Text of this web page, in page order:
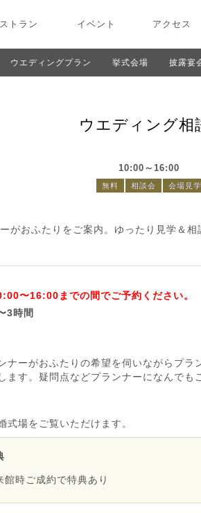
トラン イベント アクセス
ウエディングプラン 挙式会場 披露宴
ウエディング相
10:00～16:00
無料 相談会 会場見学
がおふたりをご案内。ゆったり見学＆相
〜16:00までの間でご予約ください。
3時間
ナーがおふたりの希望を伺いながらプラ
ます。疑問点などプランナーになんでも
式場をご覧いただけます。
館時ご成約で特典あり